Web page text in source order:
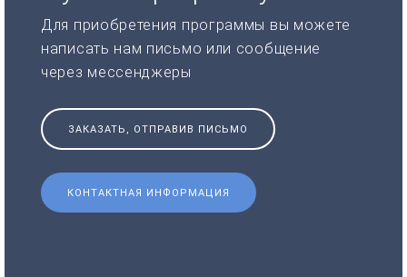
Для приобретения программы вы можете
написать нам письмо или сообщение
через мессенджеры
ЗАКАЗАТЬ, ОТПРАВИВ ПИСЬМО
КОНТАКТНАЯ ИНФОРМАЦИЯ